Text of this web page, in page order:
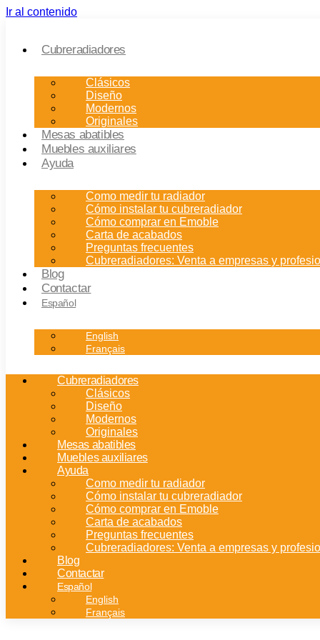
Ir al contenido
Cubreradiadores
Clásicos
Diseño
Modernos
Originales
Mesas abatibles
Muebles auxiliares
Ayuda
Como medir tu radiador
Cómo instalar tu cubreradiador
Cómo comprar en Emoble
Carta de acabados
Preguntas frecuentes
Cubreradiadores: Venta a empresas y
Blog
Contactar
Español
English
Français
Cubreradiadores
Clásicos
Diseño
Modernos
Originales
Mesas abatibles
Muebles auxiliares
Ayuda
Como medir tu radiador
Cómo instalar tu cubreradiador
Cómo comprar en Emoble
Carta de acabados
Preguntas frecuentes
Cubreradiadores: Venta a empresas y
Blog
Contactar
Español
English
Français